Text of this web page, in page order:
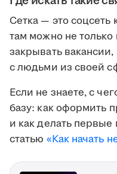
Сетка — это соцсеть
там можно не только
закрывать
с людьми из своей
Если не знаете, с
базу: как оформить
и как делать
статью «Как начать